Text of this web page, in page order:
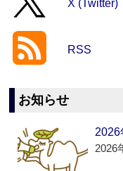
X (Twitter)
RSS
お知らせ
2026
2026